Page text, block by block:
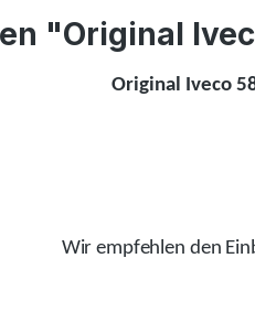
"Original
Original Iveco
Wir empfehlen den